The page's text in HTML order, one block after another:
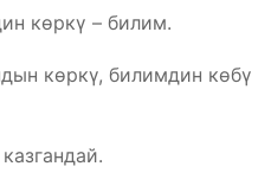
көркү – билим.
көркү, билимдин көбү